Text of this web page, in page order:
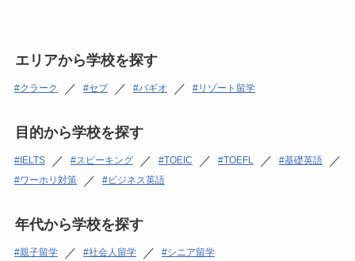
エリアから学校を探す
クラーク ／ セブ ／ バギオ ／ リゾート留学
目的から学校を探す
IELTS ／ スピーキング ／ TOEIC ／ TOEFL ／ 基礎英語 ／
ワーホリ対策 ／ ビジネス英語
年代から学校を探す
親子留学 ／ 社会人留学 ／ シニア留学